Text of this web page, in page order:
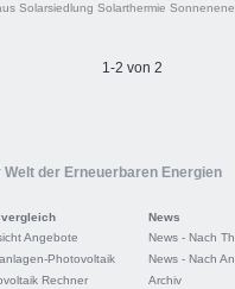
Solarsiedlung Solarthermie
1-2 von 2
der Erneuerbaren Energien
Angebote
Photovoltaik
Rechner
News
News - Nach
News - Nach
Archiv